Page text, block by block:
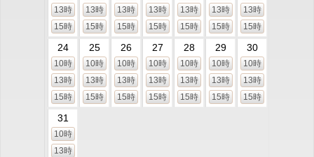
13時
15時
13時
15時
13時
15時
13時
15時
13時
15時
13時
15時
13時
15時
24
10時
13時
15時
25
10時
13時
15時
26
10時
13時
15時
27
10時
13時
15時
28
10時
13時
15時
29
10時
13時
15時
30
10時
13時
15時
31
10時
13時